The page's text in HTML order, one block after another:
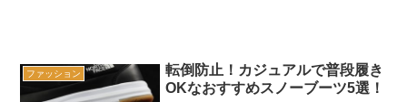
ファッション
転倒防止！カジュアルで普段履き
OKなおすすめスノーブーツ5選！